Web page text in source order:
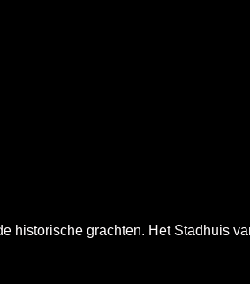
historische grachten. Het Stadhuis